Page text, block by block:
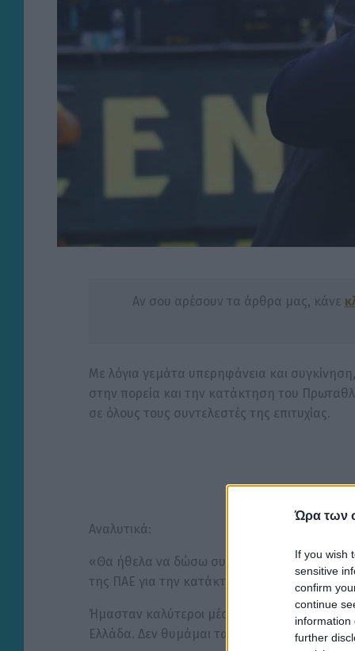
Ώρα των
If you wish
sensitive
confirm
continue
information
further
Αν σου αρέσουν τα άρθρα μας, κάνε
Με λόγια γεμάτα υπερηφάνεια και
στην πορεία και την κατάκτηση του
σε όλους τους συντελεστές της επιτυχίας.
Αναλυτικά:
«Θα ήθελα να δώσω συγχαρητήρια στον
της ΠΑΕ για την κατάκτηση του
Ήμασταν καλύτεροι μέσα στο γήπεδο και
Ελλάδα. Δεν θυμάμαι τα τελευταία χρόνια